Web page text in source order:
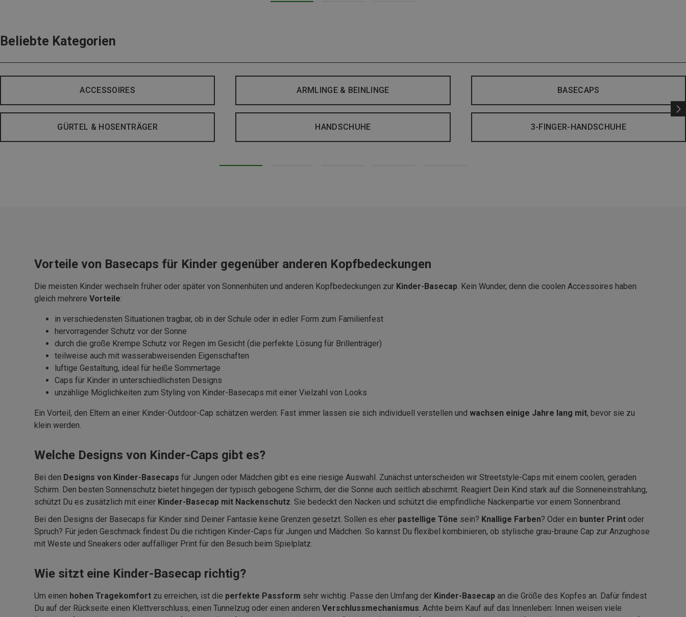
Beliebte Kategorien
ACCESSOIRES ARMLINGE & BEINLINGE BASECAPS
GÜRTEL & HOSENTRÄGER HANDSCHUHE 3-FINGER-HANDSCHUHE
Vorteile von Basecaps für Kinder gegenüber anderen Kopfbedeckungen
Die meisten Kinder wechseln früher oder später von Sonnenhüten und anderen Kopfbedeckungen zur Kinder-Basecap. Kein Wunder, denn die coolen Accessoires haben
gleich mehrere Vorteile:
in verschiedensten Situationen tragbar, ob in der Schule oder in edler Form zum Familienfest
hervorragender Schutz vor der Sonne
durch die große Krempe Schutz vor Regen im Gesicht (die perfekte Lösung für Brillenträger)
teilweise auch mit wasserabweisenden Eigenschaften
luftige Gestaltung, ideal für heiße Sommertage
Caps für Kinder in unterschiedlichsten Designs
unzählige Möglichkeiten zum Styling von Kinder-Basecaps mit einer Vielzahl von Looks
Ein Vorteil, den Eltern an einer Kinder-Outdoor-Cap schätzen werden: Fast immer lassen sie sich individuell verstellen und wachsen einige Jahre lang mit, bevor sie zu
klein werden.
Welche Designs von Kinder-Caps gibt es?
Bei den Designs von Kinder-Basecaps für Jungen oder Mädchen gibt es eine riesige Auswahl. Zunächst unterscheiden wir Streetstyle-Caps mit einem coolen, geraden
Schirm. Den besten Sonnenschutz bietet hingegen der typisch gebogene Schirm, der die Sonne auch seitlich abschirmt. Reagiert Dein Kind stark auf die Sonneneinstrahlung,
schützt Du es zusätzlich mit einer Kinder-Basecap mit Nackenschutz. Sie bedeckt den Nacken und schützt die empfindliche Nackenpartie vor einem Sonnenbrand.
Bei den Designs der Basecaps für Kinder sind Deiner Fantasie keine Grenzen gesetzt. Sollen es eher pastellige Töne sein? Knallige Farben? Oder ein bunter Print oder
Spruch? Für jeden Geschmack findest Du die richtigen Kinder-Caps für Jungen und Mädchen. So kannst Du flexibel kombinieren, ob stylische grau-braune Cap zur Anzughose
mit Weste und Sneakers oder auffälliger Print für den Besuch beim Spielplatz.
Wie sitzt eine Kinder-Basecap richtig?
Um einen hohen Tragekomfort zu erreichen, ist die perfekte Passform sehr wichtig. Passe den Umfang der Kinder-Basecap an die Größe des Kopfes an. Dafür findest
Du auf der Rückseite einen Klettverschluss, einen Tunnelzug oder einen anderen Verschlussmechanismus. Achte beim Kauf auf das Innenleben: Innen weisen viele